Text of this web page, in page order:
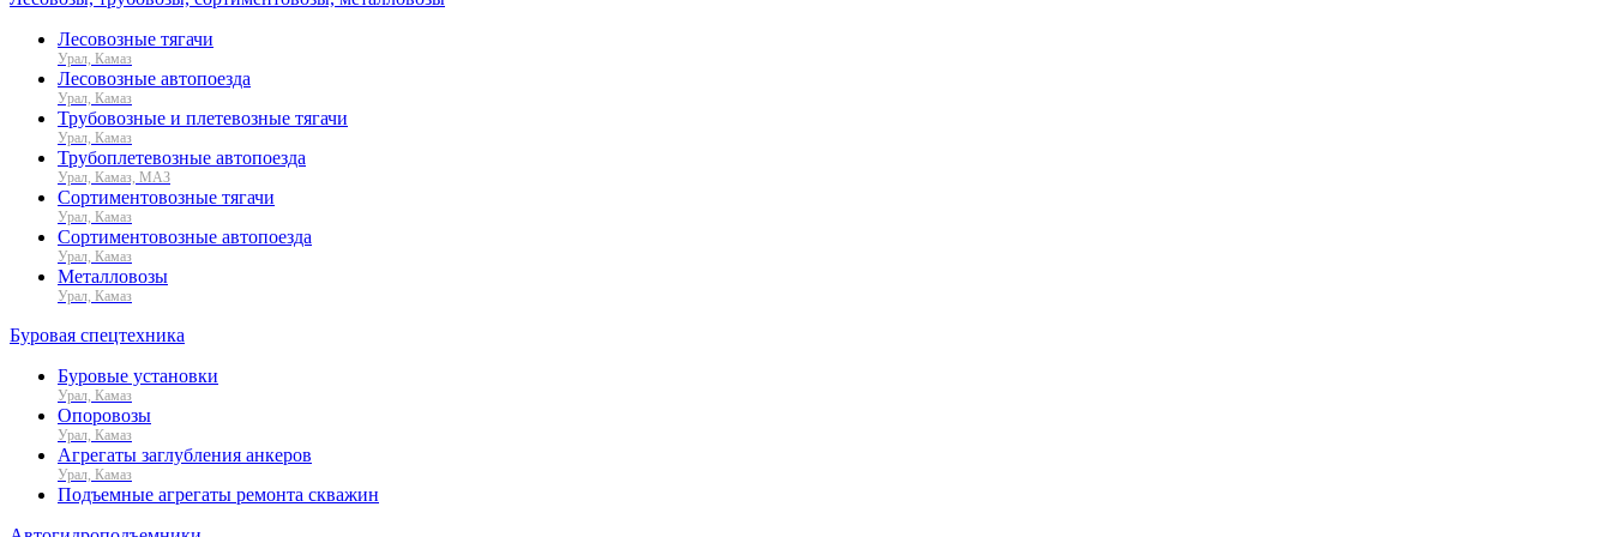
Лесовозные тягачи
Урал, Камаз
Лесовозные автопоезда
Урал, Камаз
Трубовозные и плетевозные тягачи
Урал, Камаз
Трубоплетевозные автопоезда
Урал, Камаз, МАЗ
Сортиментовозные тягачи
Урал, Камаз
Сортиментовозные автопоезда
Урал, Камаз
Металловозы
Урал, Камаз
Буровая спецтехника
Буровые установки
Урал, Камаз
Опоровозы
Урал, Камаз
Агрегаты заглубления анкеров
Урал, Камаз
Подъемные агрегаты ремонта скважин